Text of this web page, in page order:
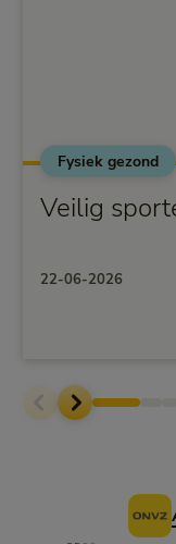
Fysiek gezond
Veilig
22-06-2026